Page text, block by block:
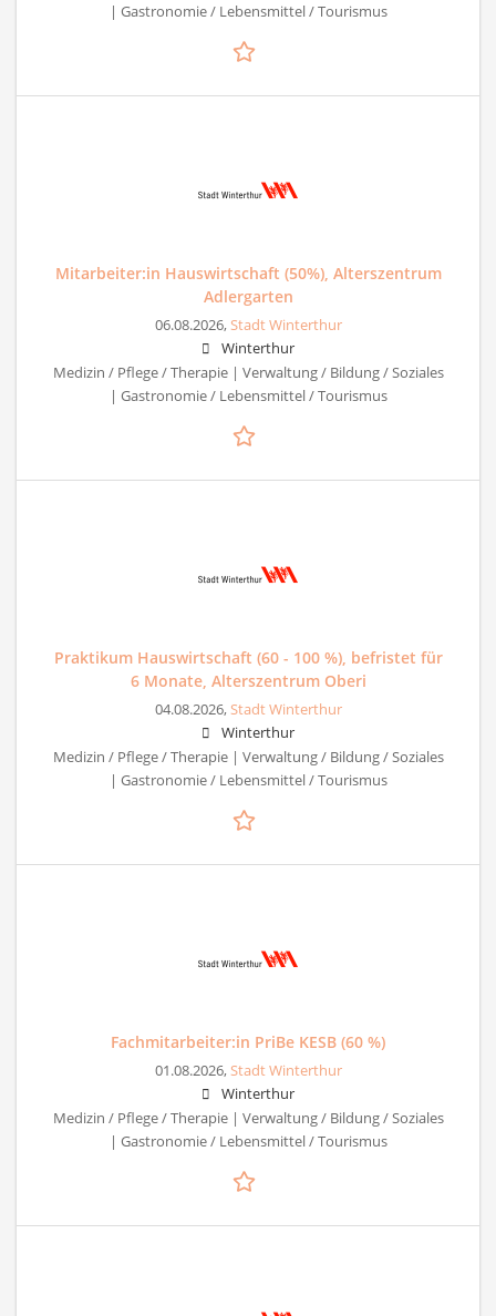
| Gastronomie / Lebensmittel / Tourismus
Mitarbeiter:in Hauswirtschaft (50%), Alterszentrum
Adlergarten
06.08.2026,Stadt Winterthur
Winterthur
Medizin / Pflege / Therapie | Verwaltung / Bildung / Soziales
| Gastronomie / Lebensmittel / Tourismus
Praktikum Hauswirtschaft (60 - 100 %), befristet für
6 Monate, Alterszentrum Oberi
04.08.2026,Stadt Winterthur
Winterthur
Medizin / Pflege / Therapie | Verwaltung / Bildung / Soziales
| Gastronomie / Lebensmittel / Tourismus
Fachmitarbeiter:in PriBe KESB (60 %)
01.08.2026,Stadt Winterthur
Winterthur
Medizin / Pflege / Therapie | Verwaltung / Bildung / Soziales
| Gastronomie / Lebensmittel / Tourismus